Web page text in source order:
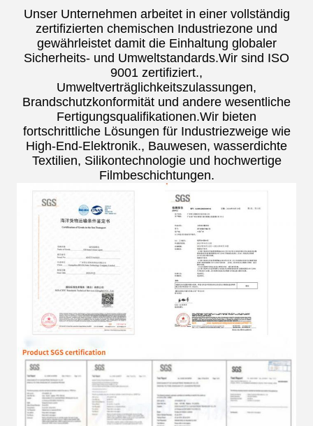
Unser Unternehmen arbeitet in einer vollständig
zertifizierten chemischen Industriezone und
gewährleistet damit die Einhaltung globaler
Sicherheits- und Umweltstandards.Wir sind ISO
9001 zertifiziert.,
Umweltverträglichkeitszulassungen,
Brandschutzkonformität und andere wesentliche
Fertigungsqualifikationen.Wir bieten
fortschrittliche Lösungen für Industriezweige wie
High-End-Elektronik., Bauwesen, wasserdichte
Textilien, Silikontechnologie und hochwertige
Filmbeschichtungen.